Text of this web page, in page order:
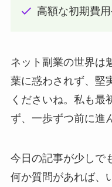
高額な初期費
ネット副業の世界は
葉に惑わされず、堅
くださいね。私も最
ず、一歩ずつ前に進
今日の記事が少しで
何か質問があれば、